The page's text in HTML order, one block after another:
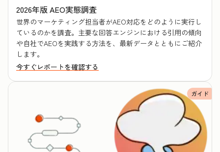
2026年版 AEO実態調査
世界のマーケティング担当者がAEO対応をどのように実行し
ているのかを調査。主要な回答エンジンにおける引用の傾向
や自社でAEOを実践する方法を、最新データとともにご紹介
します。
今すぐレポートを確認する
ガイド